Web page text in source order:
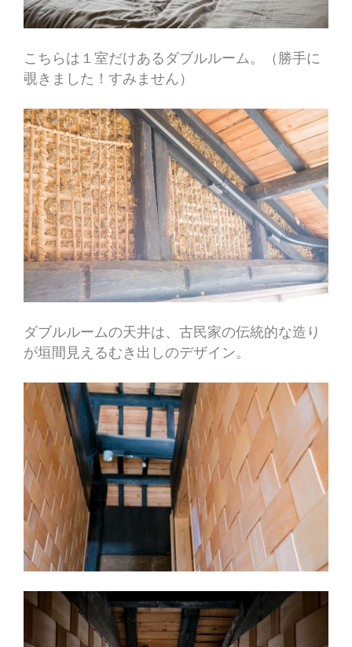
こちらは１室だけあるダブルルーム。（勝手に
覗きました！すみません）
ダブルルームの天井は、古民家の伝統的な造り
が垣間見えるむき出しのデザイン。